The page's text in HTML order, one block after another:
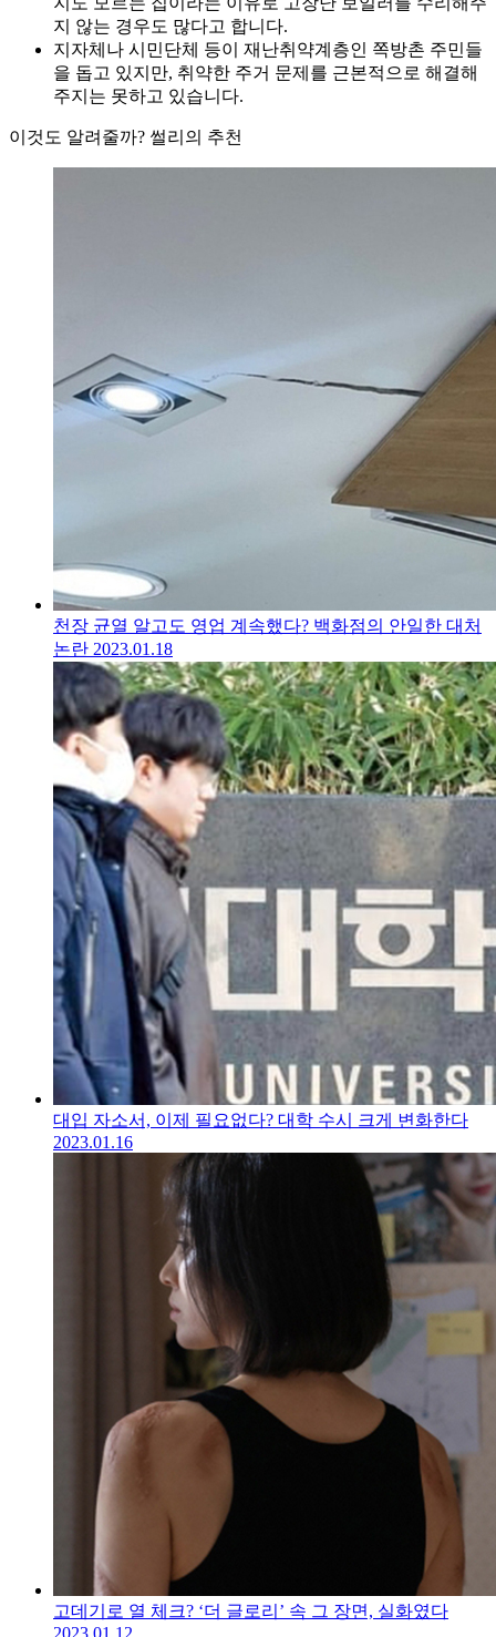
지 않는 경우도 많다고 합니다.
지자체나 시민단체 등이 재난취약계층인 쪽방촌 주민들
을 돕고 있지만, 취약한 주거 문제를 근본적으로 해결해
주지는 못하고 있습니다.
이것도 알려줄까? 썰리의 추천
천장 균열 알고도 영업 계속했다? 백화점의 안일한 대처
논란 2023.01.18
대입 자소서, 이제 필요없다? 대학 수시 크게 변화한다
2023.01.16
고데기로 열 체크? ‘더 글로리’ 속 그 장면, 실화였다
2023.01.12